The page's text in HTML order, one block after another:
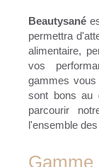
Beautysané
permettra
alimentaire,
vos
gammes
sont bons au
parcourir
l'ensemble des
Gamme